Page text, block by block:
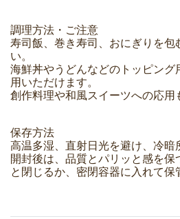
調理方法・ご注意
寿司飯、巻き寿司、おにぎりを包
い。
海鮮丼やうどんなどのトッピン
用いただけます。
創作料理や和風スイーツへの応用
保存方法
高温多湿、直射日光を避け、冷暗
開封後は、品質とパリッと感を保
と閉じるか、密閉容器に入れて保